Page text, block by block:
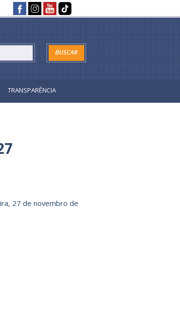
TRANSPARÊNCIA
27 de novembro de